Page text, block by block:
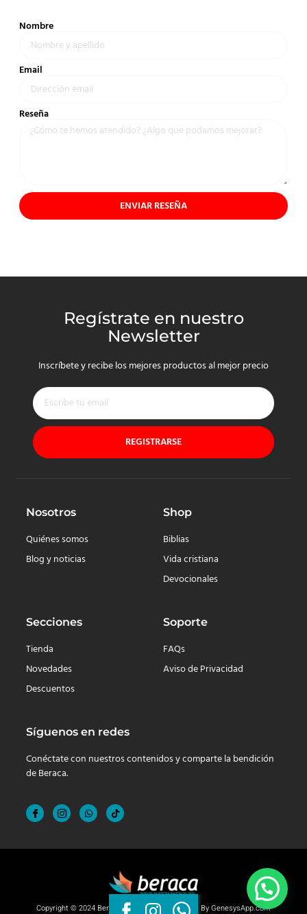
Nombre
Email
Reseña
ENVIAR RESEÑA
Regístrate en nuestro
Newsletter
Inscríbete y recibe los mejores productos al mejor precio
REGISTRARSE
Nosotros
Quiénes somos
Blog y noticias
Shop
Biblias
Vida cristiana
Devocionales
Secciones
Tienda
Novedades
Descuentos
Soporte
FAQs
Aviso de Privacidad
Síguenos en redes
Conéctate con nuestros contenidos y comparte la bendición
de Beraca.
Copyright © 2024 Beraca, Derechos reservados. ByGenesysApp.com